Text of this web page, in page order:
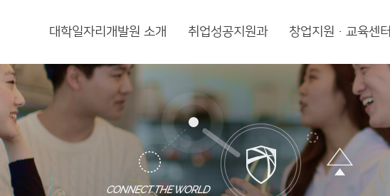
대학일자리개발원 소개 취업성공지원과 창업지원·교육센터